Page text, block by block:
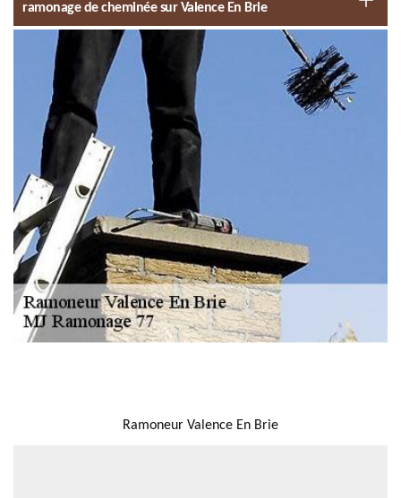
ramonage de cheminée sur Valence En Brie
Ramoneur Valence En Brie